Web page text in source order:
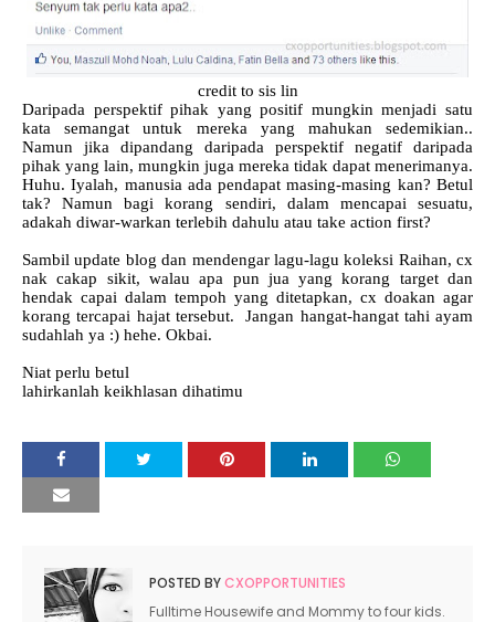
credit to sis lin
Daripada perspektif pihak yang positif mungkin menjadi satu
kata semangat untuk mereka yang mahukan sedemikian..
Namun jika dipandang daripada perspektif negatif daripada
pihak yang lain, mungkin juga mereka tidak dapat menerimanya.
Huhu. Iyalah, manusia ada pendapat masing-masing kan? Betul
tak? Namun bagi korang sendiri, dalam mencapai sesuatu,
adakah diwar-warkan terlebih dahulu atau take action first?
Sambil update blog dan mendengar lagu-lagu koleksi Raihan, cx
nak cakap sikit, walau apa pun jua yang korang target dan
hendak capai dalam tempoh yang ditetapkan, cx doakan agar
korang tercapai hajat tersebut. Jangan hangat-hangat tahi ayam
sudahlah ya :) hehe. Okbai.
Niat perlu betul
lahirkanlah keikhlasan dihatimu
POSTED BYCXOPPORTUNITIES
Fulltime Housewife and Mommy to four kids.